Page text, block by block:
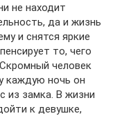
не находит
да и жизнь
и снятся яркие
то, чего
человек
каждую ночь он
из замка. В жизни
к девушке,